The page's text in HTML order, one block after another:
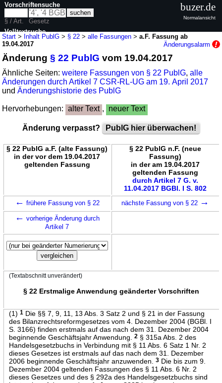
Start > Inhalt PublG > § 22 >alle Fassungen >a.F. Fassung ab
19.04.2017
Änderungsalarm
Änderung§ 22 PublG vom 19.04.2017
Ähnliche Seiten:weitere Fassungen von § 22 PublG,alle
Änderungen durch Artikel 7 CSR-RL-UG am 19. April 2017
undÄnderungshistorie des PublG
Hervorhebungen: alter Text , neuer Text
Änderung verpasst? PublG hier überwachen!
§ 22 PublG a.F. (alte Fassung)
in der vor dem 19.04.2017
geltenden Fassung
§ 22 PublG n.F. (neue
Fassung)
in der am 19.04.2017
geltenden Fassung
durch Artikel 7 G. v.
11.04.2017 BGBl. I S. 802
← frühere Fassung von § 22 nächste Fassung von § 22 →
← vorherige Änderung durch
Artikel 7
(Textabschnitt unverändert)
§ 22 Erstmalige Anwendung geänderter Vorschriften
(1) 1Die §§ 7, 9, 11, 13 Abs. 3 Satz 2 und § 21 in der Fassung
des Bilanzrechtsreformgesetzes vom 4. Dezember 2004 (BGBl. I
S. 3166) finden erstmals auf das nach dem 31. Dezember 2004
beginnende Geschäftsjahr Anwendung.
2§ 315a Abs. 2 des
Handelsgesetzbuchs in Verbindung mit § 11 Abs. 6 Satz 1 Nr. 2
dieses Gesetzes ist erstmals auf das nach dem 31. Dezember
2006 beginnende Geschäftsjahr anzuwenden.
3Die bis zum 9.
Dezember 2004 geltenden Fassungen des § 11 Abs. 6 Nr. 2
dieses Gesetzes und des § 292a des Handelsgesetzbuchs sind
Vorschriftensuche
§ / Art.
Gesetz
Volltextsuche
buzer.de
Normalansicht